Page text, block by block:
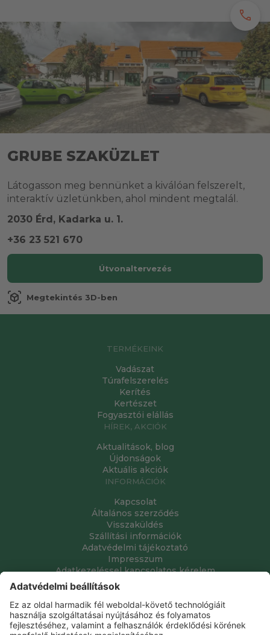
call
GRUBE SZAKÜZLET
Látogasson meg bennünket a kiválóan felszerelt,
interaktív üzletünkben, ahol mindent megtalál.
2030 Érd, Kadarka u. 1.
+36 23 521 670
Útvonaltervezés
view_in_ar Megtekintés 3D-ben
TERMÉKEINK
Vadászat
Túrafelszerelés
Kerítés
Kertészet
Fogyasztói elállás
HÍREK, AKCIÓK
Aktualitások, blog
Újdonságok
Aktuális akciók
INFORMÁCIÓK
Kapcsolat
Általános szerződés
Visszaküldés
Szállítási információk
Adatvédelmi tájékoztató
Impresszum
Adatkezeléssel kapcsolatos kérelem